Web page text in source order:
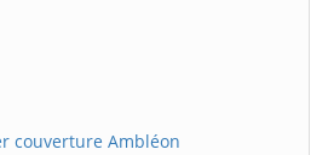
couverture Ambléon